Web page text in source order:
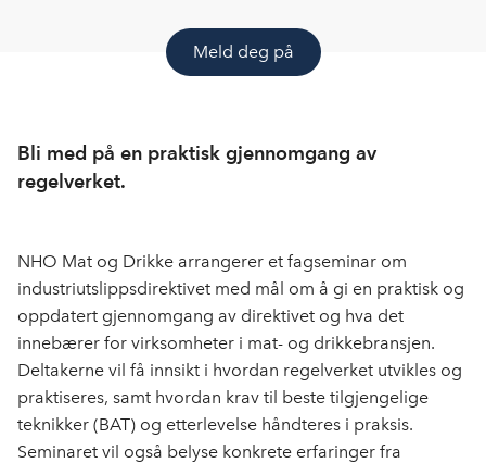
Meld deg på
Bli med på en praktisk gjennomgang av
regelverket.
NHO Mat og Drikke arrangerer et fagseminar om
industriutslippsdirektivet med mål om å gi en praktisk og
oppdatert gjennomgang av direktivet og hva det
innebærer for virksomheter i mat- og drikkebransjen.
Deltakerne vil få innsikt i hvordan regelverket utvikles og
praktiseres, samt hvordan krav til beste tilgjengelige
teknikker (BAT) og etterlevelse håndteres i praksis.
Seminaret vil også belyse konkrete erfaringer fra